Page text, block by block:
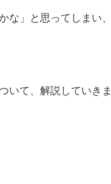
な」と思ってしまい
いて、解説していきま